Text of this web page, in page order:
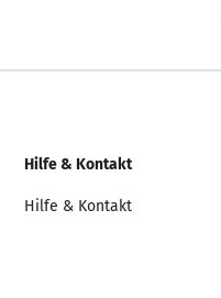
Hilfe & Kontakt
Hilfe & Kontakt